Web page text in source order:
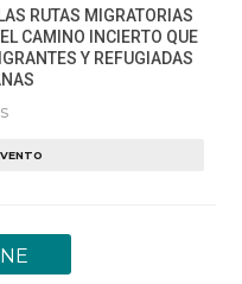
RUTAS MIGRATORIAS
CAMINO INCIERTO QUE
Y REFUGIADAS